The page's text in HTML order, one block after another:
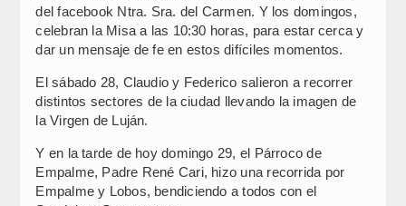
del facebook Ntra. Sra. del Carmen. Y los domingos,
celebran la Misa a las 10:30 horas, para estar cerca y
dar un mensaje de fe en estos difíciles momentos.
El sábado 28, Claudio y Federico salieron a recorrer
distintos sectores de la ciudad llevando la imagen de
la Virgen de Luján.
Y en la tarde de hoy domingo 29, el Párroco de
Empalme, Padre René Cari, hizo una recorrida por
Empalme y Lobos, bendiciendo a todos con el